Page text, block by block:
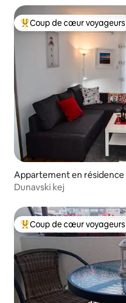
Coups de cœur voyageurs
Coup de cœur voyageurs
Appartement en résidence
Dunavski kej
Coups de cœur voyageurs
Coup de cœur voyageurs